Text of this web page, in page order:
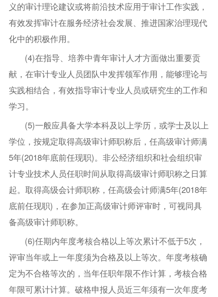
义的审计理论建议或将前沿技术应用于审计工作实践，
有效发挥审计在服务经济社会发展、推进国家治理现代
化中的积极作用。
(4)在指导、培养中青年审计人才方面做出重要贡
献，在审计专业人员团队中发挥领军作用，能够理论与
实践相结合，有效指导审计专业人员或研究生的工作和
学习。
(5)一般应具备大学本科及以上学历，或学士及以上
学位，按规定取得高级审计师职称后，任高级审计师满
5年(2018年底前任现职)。非公经济组织和社会组织审
计专业技术人员任职时间从取得高级审计师职称之日算
起。取得高级会计师职称，任高级会计师满5年(2018年
底前任现职)，在参加正高级审计师评审时，可视同具
备高级审计师职称。
(6)任期内年度考核合格以上等次累计不低于5次，
评审当年或上一年度须为合格及以上等次。年度考核确
定为不合格等次的，当年任职年限不作计算，考核合格
年限可累计计算。破格申报人员近三年须有一次年度考